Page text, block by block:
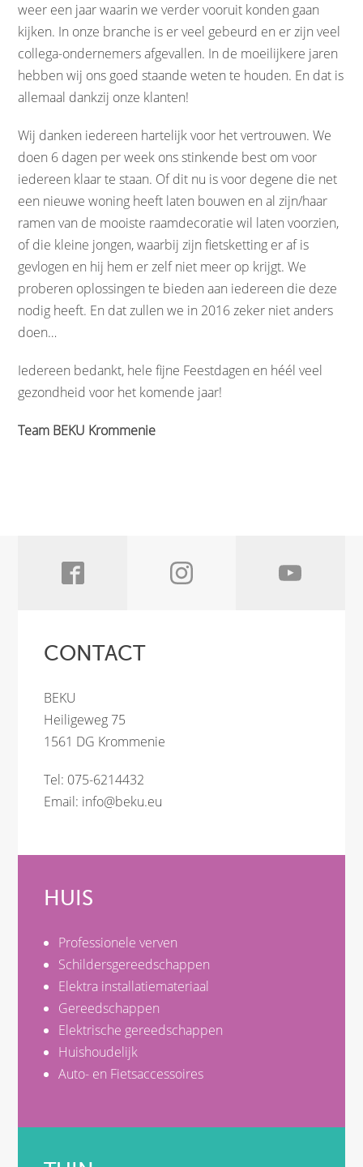
weer een jaar waarin we verder vooruit konden gaan
kijken. In onze branche is er veel gebeurd en er zijn veel
collega-ondernemers afgevallen. In de moeilijkere jaren
hebben wij ons goed staande weten te houden. En dat is
allemaal dankzij onze klanten!
Wij danken iedereen hartelijk voor het vertrouwen. We
doen 6 dagen per week ons stinkende best om voor
iedereen klaar te staan. Of dit nu is voor degene die net
een nieuwe woning heeft laten bouwen en al zijn/haar
ramen van de mooiste raamdecoratie wil laten voorzien,
of die kleine jongen, waarbij zijn fietsketting er af is
gevlogen en hij hem er zelf niet meer op krijgt. We
proberen oplossingen te bieden aan iedereen die deze
nodig heeft. En dat zullen we in 2016 zeker niet anders
doen…
Iedereen bedankt, hele fijne Feestdagen en héél veel
gezondheid voor het komende jaar!
Team BEKU Krommenie
CONTACT
BEKU
Heiligeweg 75
1561 DG Krommenie
Tel: 075-6214432
Email: info@beku.eu
HUIS
Professionele verven
Schildersgereedschappen
Elektra installatiemateriaal
Gereedschappen
Elektrische gereedschappen
Huishoudelijk
Auto- en Fietsaccessoires